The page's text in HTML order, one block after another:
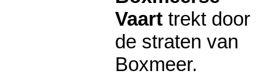
Vaart trekt door
de straten van
Boxmeer.